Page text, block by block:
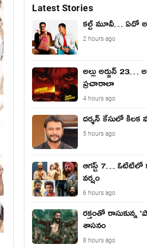
Latest Stories
కల్ట్ మూవీ… ఏదో
2 hours ago
అల్లు అర్జున్ 23…
ప్రచారాలా
4 hours ago
దర్శన్ కేసులో కీలక
5 hours ago
ఆగస్ట్ 7… ఓటిటిలో
వర్షం
6 hours ago
రక్తంతో రాసుకున్న
శాసనం
8 hours ago